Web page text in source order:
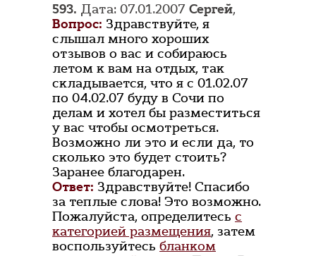
593. Дата: 07.01.2007 Сергей,
Вопрос: Здравствуйте, я
слышал много хороших
отзывов о вас и собираюсь
летом к вам на отдых, так
складывается, что я с 01.02.07
по 04.02.07 буду в Сочи по
делам и хотел бы разместиться
у вас чтобы осмотреться.
Возможно ли это и если да, то
сколько это будет стоить?
Заранее благодарен.
Ответ: Здравствуйте! Спасибо
за теплые слова! Это возможно.
Пожалуйста, определитесь с
категорией размещения, затем
воспользуйтесь бланком